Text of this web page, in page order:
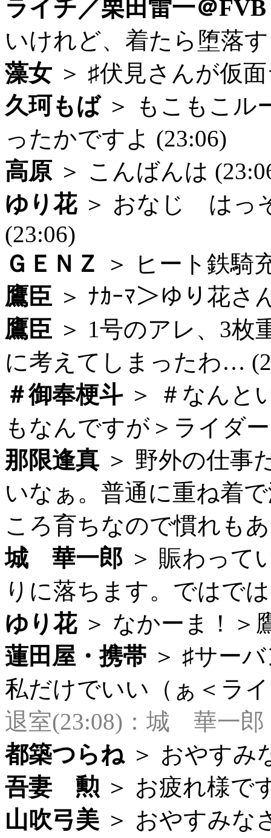
ライチ／栗田雷一＠FVB
いけれど、着たら堕落
藻女 ＞ ♯伏見さんが仮
久珂もば＞ もこもこル
ったかですよ (23:06)
高原 ＞ こんばんは
ゆり花＞ おなじ はっ
(23:06)
ＧＥＮＺ
＞ ヒート鉄騎
鷹臣 ＞ ﾅｶｰﾏ＞ゆり花さ
鷹臣 ＞ 1号のアレ、3枚
に考えてしまったわ…
＃御奉梗斗＞ ＃なんと
もなんですが＞ライダ
那限逢真 ＞ 野外の仕事
いなぁ。普通に重ね着
ころ育ちなので慣れも
城 華一郎 ＞ 賑わって
りに落ちます。ではで
ゆり花＞ なかーま！＞
蓮田屋・携帯 ＞ ♯サー
私だけでいい（ぁ＜ラ
退室(23:08)：城 華一郎
都築つらね＞ おやすみ
吾妻 勲 ＞ お疲れ様で
山吹弓美 ＞ おやすみな